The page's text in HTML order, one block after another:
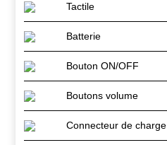
Tactile
Batterie
Bouton ON/OFF
Boutons volume
Connecteur de charge